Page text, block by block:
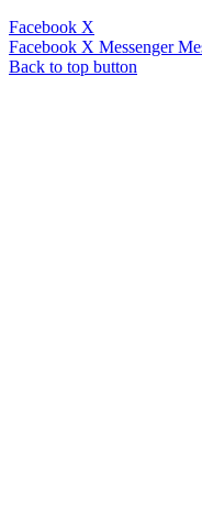
Facebook X
Facebook X Messenger
Back to top button